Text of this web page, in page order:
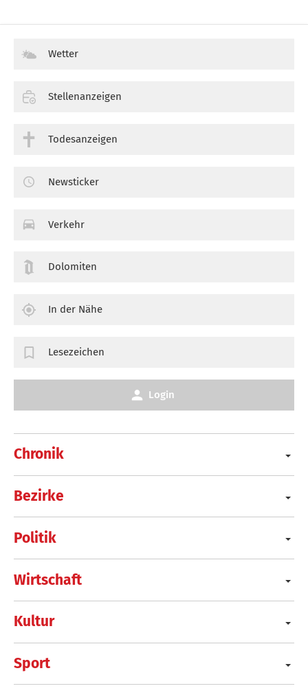
Chronik
Bezirke
Politik
Wirtschaft
Kultur
Sport
Wetter
Stellenanzeigen
Todesanzeigen
Newsticker
Verkehr
Dolomiten
In der Nähe
Lesezeichen
Login